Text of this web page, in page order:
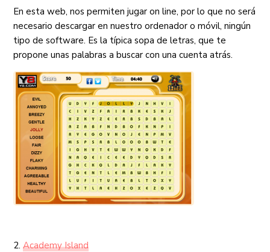
En esta web, nos permiten jugar on line, por lo que no será
necesario descargar en nuestro ordenador o móvil, ningún
tipo de software. Es la típica sopa de letras, que te
propone unas palabras a buscar con una cuenta atrás.
2.Academy Island